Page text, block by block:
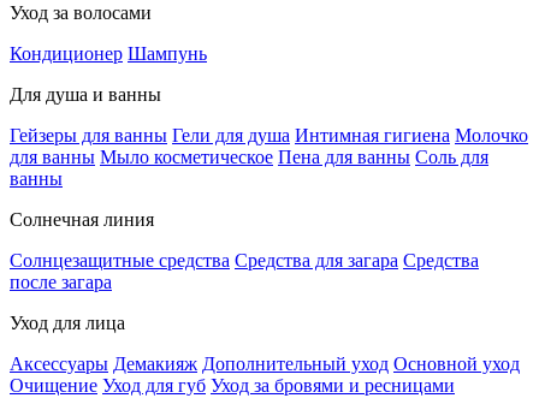
Уход за волосами
Кондиционер Шампунь
Для душа и ванны
Гейзеры для ванны Гели для душа Интимная гигиена Молочко
для ванны Мыло косметическое Пена для ванны Соль для
ванны
Солнечная линия
Солнцезащитные средства Средства для загара Средства
после загара
Уход для лица
Аксессуары Демакияж Дополнительный уход Основной уход
Очищение Уход для губ Уход за бровями и ресницами